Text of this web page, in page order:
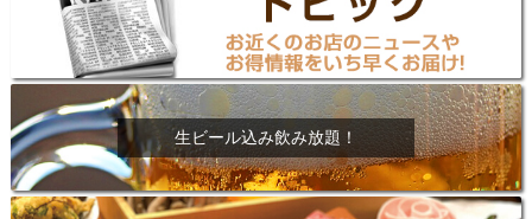
生ビール込み飲み放題！